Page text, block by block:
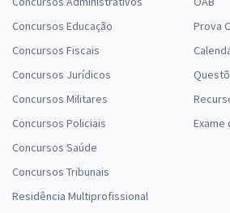
CPU RN - Concursos Unificado do Rio
Conhecimentos específicos para o Cargo
à vista
R$
Economize R$ 61,96
Concursos Educação
Concursos Fiscais
Concursos Jurídicos
Concursos Militares
Concursos Policiais
Concursos Saúde
Concursos Tribunais
Residência Multiprofissional
Prova
Exame